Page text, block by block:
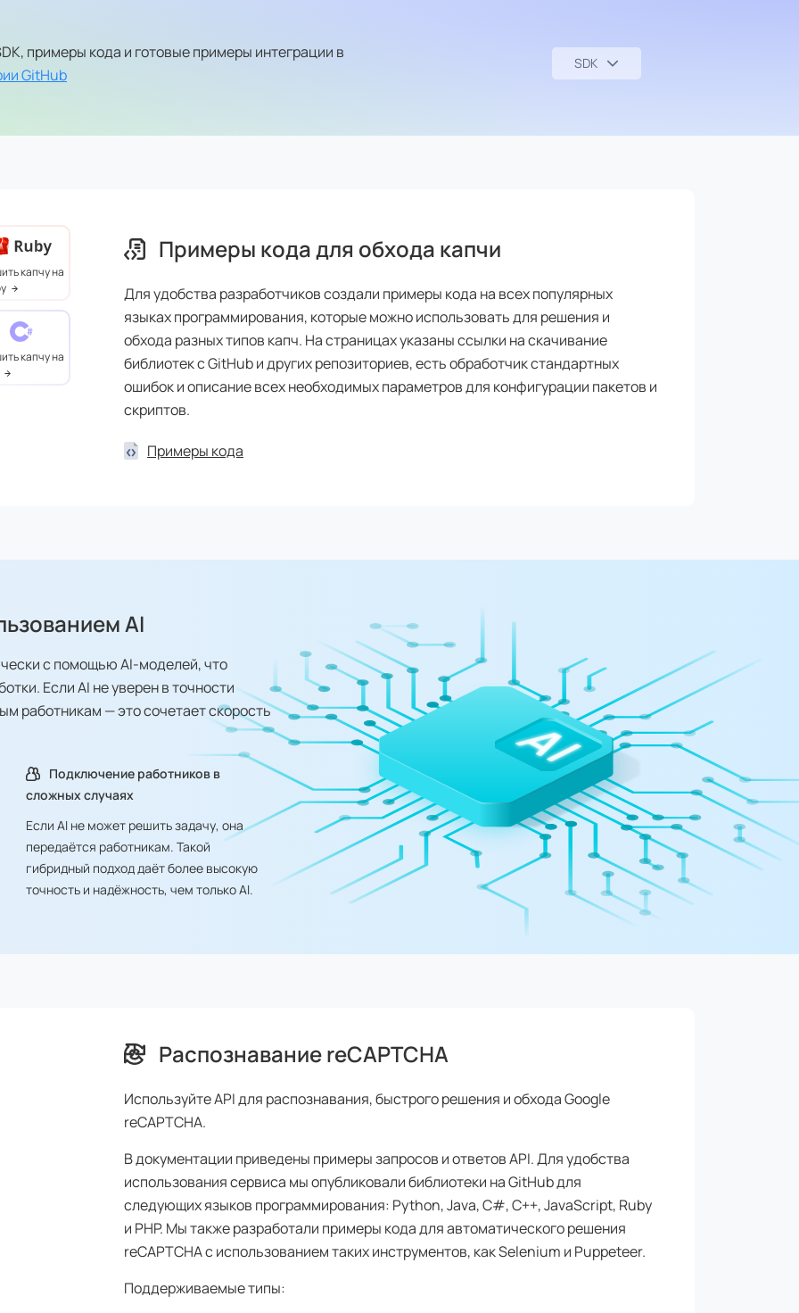
примеры кода и готовые примеры интеграции в
GitHub
SDK
Примеры кода для обхода капчи
капчу на
капчу на
Для удобства разработчиков создали примеры кода на всех популярных
языках программирования, которые можно использовать для решения и
обхода разных типов капч. На страницах указаны ссылки на скачивание
библиотек с GitHub и других репозиториев, есть обработчик стандартных
ошибок и описание всех необходимых параметров для конфигурации пакетов и
скриптов.
Примеры кода
AI
с помощью AI-моделей, что
Если AI не уверен в точности
работникам — это сочетает скорость
Подключение работников в
сложных случаях
Если AI не может решить задачу, она
передаётся работникам. Такой
гибридный подход даёт более высокую
точность и надёжность, чем только AI.
Распознавание reCAPTCHA
Используйте API для распознавания, быстрого решения и обхода Google
reCAPTCHA.
В документации приведены примеры запросов и ответов API. Для удобства
использования сервиса мы опубликовали библиотеки на GitHub для
следующих языков программирования: Python, Java, C#, C++, JavaScript, Ruby
и PHP. Мы также разработали примеры кода для автоматического решения
reCAPTCHA с использованием таких инструментов, как Selenium и Puppeteer.
Поддерживаемые типы: